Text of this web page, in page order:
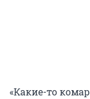
«Какие-то